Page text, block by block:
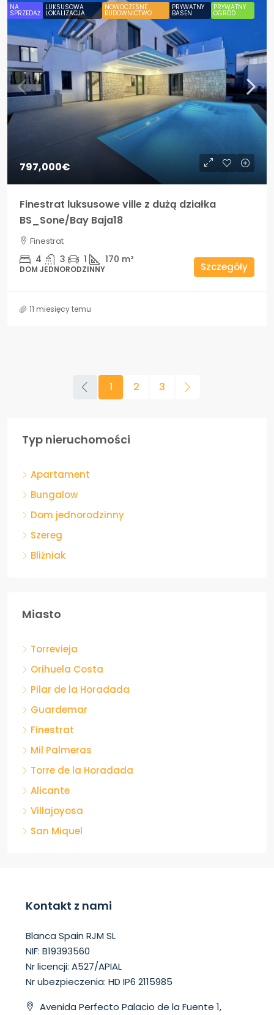
NA
SPRZEDAŻ
LUKSUSOWA
LOKALIZACJA
NOWOCZESNE
BUDOWNICTWO
PRYWATNY
BASEN
PRYWATNY
OGRÓD
797,000€
Finestrat luksusowe ville z dużą działka
BS_Sone/Bay Baja18
Finestrat
4 3 1 170 m²
DOM JEDNORODZINNY Szczegóły
11 miesięcy temu
1 2 3
Typ nieruchomości
Apartament
Bungalow
Dom jednorodzinny
Szereg
Bliźniak
Miasto
Torrevieja
Orihuela Costa
Pilar de la Horadada
Guardemar
Finestrat
Mil Palmeras
Torre de la Horadada
Alicante
Villajoyosa
San Miquel
Kontakt z nami
Blanca Spain RJM SL
NIF: B19393560
Nr licencji: A527/APIAL
Nr ubezpieczenia: HD IP6 2115985
Avenida Perfecto Palacio de la Fuente 1,